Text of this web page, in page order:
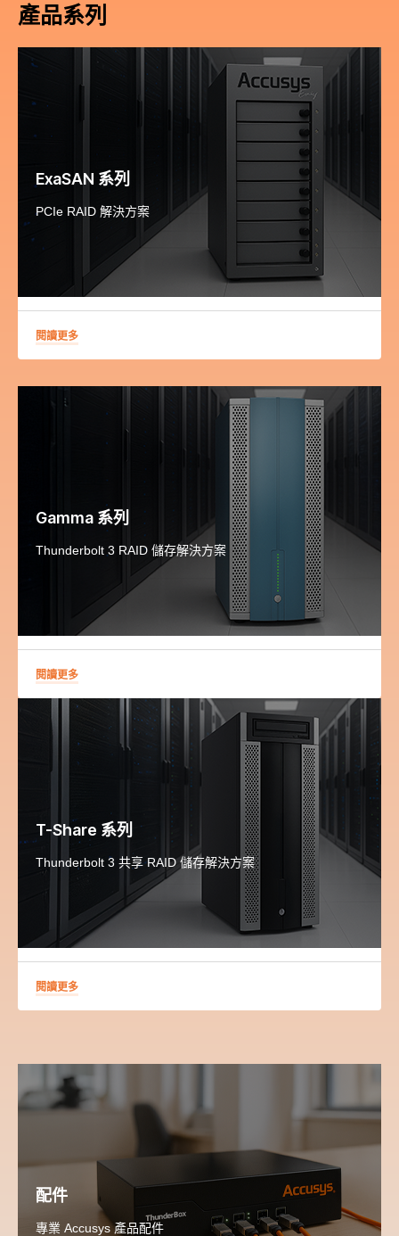
產品系列
ExaSAN 系列
PCIe RAID 解決方案
閱讀更多
Gamma 系列
Thunderbolt 3 RAID 儲存解決方案
閱讀更多
T-Share 系列
Thunderbolt 3 共享 RAID 儲存解決方案
閱讀更多
配件
專業 Accusys 產品配件